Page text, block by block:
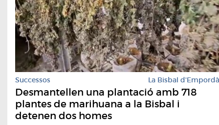
Successos La Bisbal d'Empordà
Desmantellen una plantació amb 718
plantes de marihuana a la Bisbal i
detenen dos homes